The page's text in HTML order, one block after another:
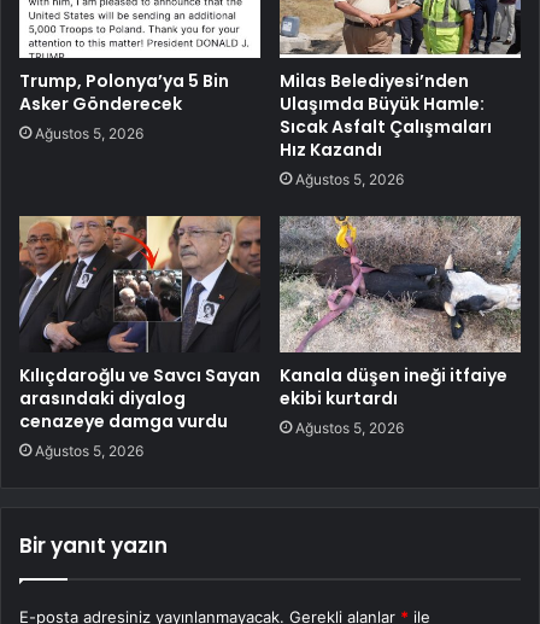
Trump, Polonya’ya 5 Bin
Asker Gönderecek
Ağustos 5, 2026
Milas Belediyesi’nden
Ulaşımda Büyük Hamle:
Sıcak Asfalt Çalışmaları
Hız Kazandı
Ağustos 5, 2026
Kılıçdaroğlu ve Savcı Sayan
arasındaki diyalog
cenazeye damga vurdu
Ağustos 5, 2026
Kanala düşen ineği itfaiye
ekibi kurtardı
Ağustos 5, 2026
Bir yanıt yazın
E-posta adresiniz yayınlanmayacak. Gerekli alanlar * ile